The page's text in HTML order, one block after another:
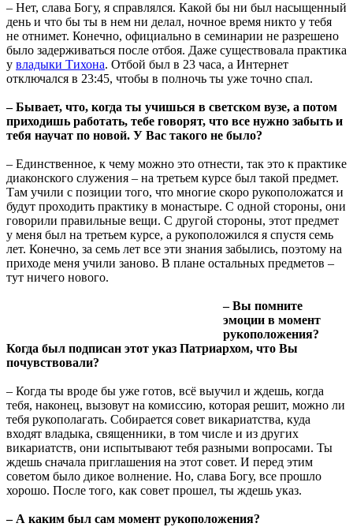
– Нет, слава Богу, я справлялся. Какой бы ни был насыщенный
день и что бы ты в нем ни делал, ночное время никто у тебя
не отнимет. Конечно, официально в семинарии не разрешено
было задерживаться после отбоя. Даже существовала практика
у владыки Тихона. Отбой был в 23 часа, а Интернет
отключался в 23:45, чтобы в полночь ты уже точно спал.
– Бывает, что, когда ты учишься в светском вузе, а потом
приходишь работать, тебе говорят, что все нужно забыть и
тебя научат по новой. У Вас такого не было?
– Единственное, к чему можно это отнести, так это к практике
диаконского служения – на третьем курсе был такой предмет.
Там учили с позиции того, что многие скоро рукоположатся и
будут проходить практику в монастыре. С одной стороны, они
говорили правильные вещи. С другой стороны, этот предмет
у меня был на третьем курсе, а рукоположился я спустя семь
лет. Конечно, за семь лет все эти знания забылись, поэтому на
приходе меня учили заново. В плане остальных предметов –
тут ничего нового.
– Вы помните
эмоции в момент
рукоположения?
Когда был подписан этот указ Патриархом, что Вы
почувствовали?
– Когда ты вроде бы уже готов, всё выучил и ждешь, когда
тебя, наконец, вызовут на комиссию, которая решит, можно ли
тебя рукополагать. Собирается совет викариатства, куда
входят владыка, священники, в том числе и из других
викариатств, они испытывают тебя разными вопросами. Ты
ждешь сначала приглашения на этот совет. И перед этим
советом было дикое волнение. Но, слава Богу, все прошло
хорошо. После того, как совет прошел, ты ждешь указ.
– А каким был сам момент рукоположения?